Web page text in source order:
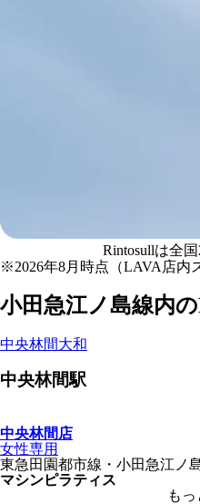
の
マシンピラティス
Rintosullは全国
※2026年8月時点（LAVA店内
小田急江ノ島線内
中央林間大和
中央林間駅
中央林間店
女性専用
東急田園都市線・小田急江ノ
マシンピラティス
も